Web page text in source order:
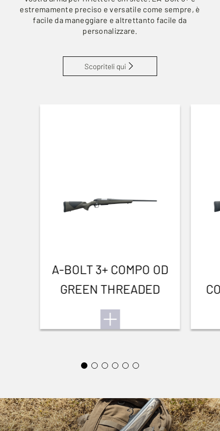
estremamente preciso e versatile come sempre, è
facile da maneggiare e altrettanto facile da
personalizzare.
Scopriteli qui
A-BOLT 3+ COMPO OD
GREEN THREADED